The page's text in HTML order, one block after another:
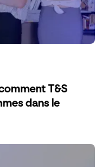
T&S
dans le